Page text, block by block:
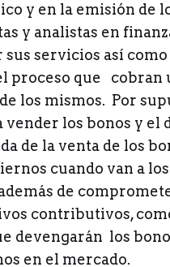
y en la emisión de
y analistas en
servicios así
que cobran
los mismos. Por
vender los bonos y el
de la venta de los
cuando van a
de
contributivos,
devengarán los
en el mercado.